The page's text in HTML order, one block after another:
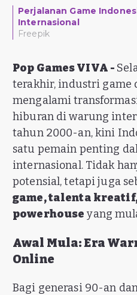
Perjalanan Game
Internasional
Freepik
Pop Games VIVA -
terakhir, industri game
mengalami
hiburan di warung
tahun 2000-an, kini
satu pemain penting
internasional. Tidak
potensial, tetapi juga
game, talenta
powerhouse yang
Awal Mula: Era
Online
Bagi generasi 90-an